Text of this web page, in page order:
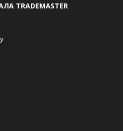
TRADEMASTER